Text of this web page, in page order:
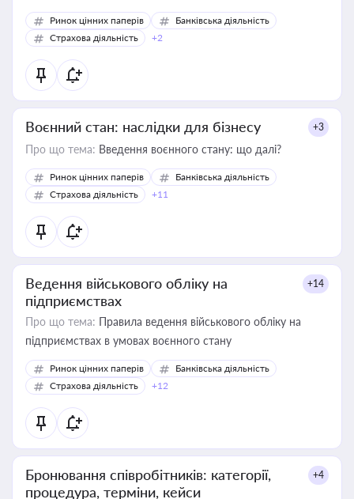
Ринок цінних паперів
Банківська діяльність
Страхова діяльність
+2
Воєнний стан: наслідки для бізнесу +3
Про що тема: Введення воєнного стану: що далі?
Ринок цінних паперів
Банківська діяльність
Страхова діяльність
+11
Ведення військового обліку на
підприємствах
+14
Про що тема: Правила ведення військового обліку на
підприємствах в умовах воєнного стану
Ринок цінних паперів
Банківська діяльність
Страхова діяльність
+12
Бронювання співробітників: категорії,
процедура, терміни, кейси
+4